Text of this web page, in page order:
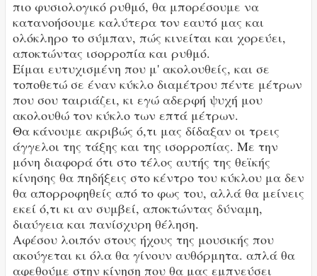
πιο φυσιολογικό ρυθμό, θα μπορέσουμε να
κατανοήσουμε καλύτερα τον εαυτό μας και
ολόκληρο το σύμπαν, πώς κινείται και χορεύει,
αποκτώντας ισορροπία και ρυθμό.
Είμαι ευτυχισμένη που μ' ακολουθείς, και σε
τοποθετώ σε έναν κύκλο διαμέτρου πέντε μέτρων
που σου ταιριάζει, κι εγώ αδερφή ψυχή μου
ακολουθώ τον κύκλο των επτά μέτρων.
Θα κάνουμε ακριβώς ό,τι μας δίδαξαν οι τρεις
άγγελοι της τάξης και της ισορροπίας. Με την
μόνη διαφορά ότι στο τέλος αυτής της θεϊκής
κίνησης θα πηδήξεις στο κέντρο του κύκλου μα δεν
θα απορροφηθείς από το φως του, αλλά θα μείνεις
εκεί ό,τι κι αν συμβεί, αποκτώντας δύναμη,
διαύγεια και πανίσχυρη θέληση.
Αφέσου λοιπόν στους ήχους της μουσικής που
ακούγεται κι όλα θα γίνουν αυθόρμητα. απλά θα
αφεθούμε στην κίνηση που θα μας εμπνεύσει